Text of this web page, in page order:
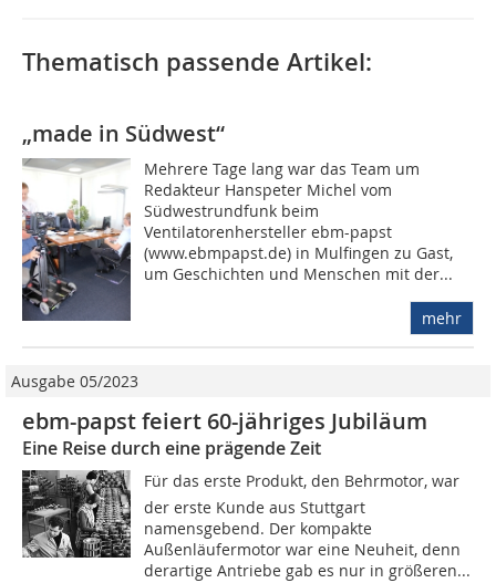
Thematisch passende Artikel:
„made in Südwest“
Mehrere Tage lang war das Team um
Redakteur Hanspeter Michel vom
Südwestrundfunk beim
Ventilatorenhersteller ebm-papst
(www.ebmpapst.de) in Mulfingen zu Gast,
um Geschichten und Menschen mit der...
mehr
Ausgabe 05/2023
ebm-papst feiert 60-jähriges Jubiläum
Eine Reise durch eine prägende Zeit
Für das erste Produkt, den Behrmotor, war
der erste Kunde aus Stuttgart
namensgebend. Der kompakte
Außenläufermotor war eine Neuheit, denn
derartige Antriebe gab es nur in größeren...